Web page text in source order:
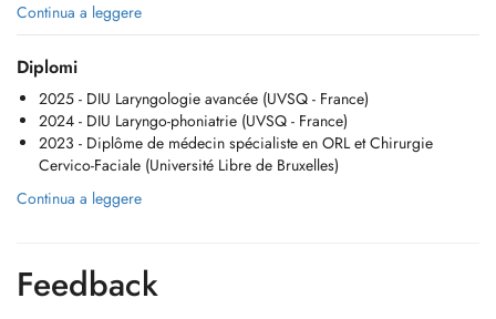
Je consulte au cabinet de Walferdange ainsi qu'à la policlinique ORL
des Hôpitaux Robert Schuman sur le site de Kirchberg. Les actes
techniques et les interventions chirurgicales sont réalisés au site
Kirchberg pour les enfants et au site Zitha pour les adultes.
La prise de rendez-vous peut se faire via Doctena ou par téléphone au
26 47 87 07. En cas d'urgence, merci de contacter le cabinet par
téléphone au 26 47 87 07.
Consultations en luxembourgeois, français, anglais et allemand.
Continua a leggere
Diplomi
2025 - DIU Laryngologie avancée (UVSQ - France)
2024 - DIU Laryngo-phoniatrie (UVSQ - France)
2023 - Diplôme de médecin spécialiste en ORL et Chirurgie
Cervico-Faciale (Université Libre de Bruxelles)
Continua a leggere
Feedback